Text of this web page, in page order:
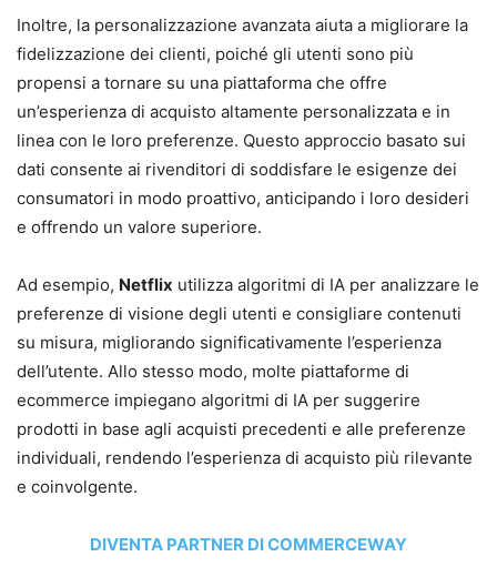
Inoltre, la personalizzazione avanzata aiuta a migliorare la
fidelizzazione dei clienti, poiché gli utenti sono più
propensi a tornare su una piattaforma che offre
un’esperienza di acquisto altamente personalizzata e in
linea con le loro preferenze. Questo approccio basato sui
dati consente ai rivenditori di soddisfare le esigenze dei
consumatori in modo proattivo, anticipando i loro desideri
e offrendo un valore superiore.
Ad esempio, Netflix utilizza algoritmi di IA per analizzare le
preferenze di visione degli utenti e consigliare contenuti
su misura, migliorando significativamente l’esperienza
dell’utente. Allo stesso modo, molte piattaforme di
ecommerce impiegano algoritmi di IA per suggerire
prodotti in base agli acquisti precedenti e alle preferenze
individuali, rendendo l’esperienza di acquisto più rilevante
e coinvolgente.
DIVENTA PARTNER DI COMMERCEWAY